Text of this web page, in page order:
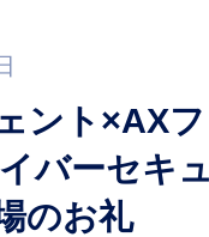
ント×AX
バーセキ
のお礼